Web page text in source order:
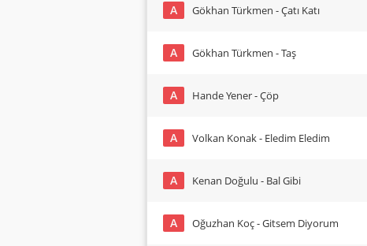
A Gökhan Türkmen - Çatı Katı
A Gökhan Türkmen - Taş
A Hande Yener - Çöp
A Volkan Konak - Eledim Eledim
A Kenan Doğulu - Bal Gibi
A Oğuzhan Koç - Gitsem Diyorum